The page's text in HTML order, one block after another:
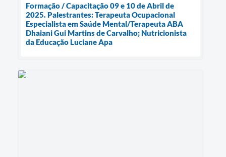
Formação / Capacitação 09 e 10 de Abril de
2025. Palestrantes: Terapeuta Ocupacional
Especialista em Saúde Mental/Terapeuta ABA
Dhaiani Gui Martins de Carvalho; Nutricionista
da Educação Luciane Apa